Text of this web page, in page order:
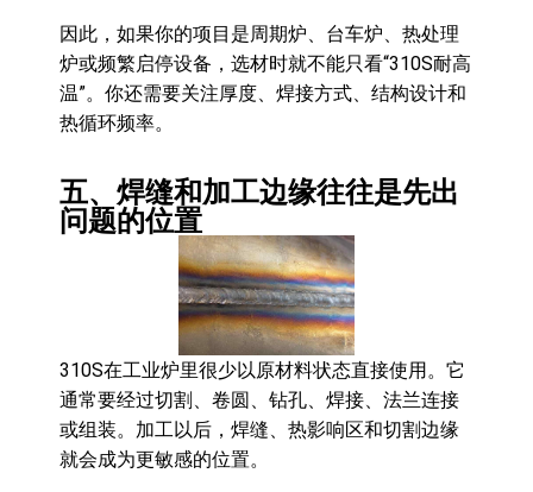
因此，如果你的项目是周期炉、台车炉、热处理
炉或频繁启停设备，选材时就不能只看“310S耐高
温”。你还需要关注厚度、焊接方式、结构设计和
热循环频率。
五、焊缝和加工边缘往往是先出
问题的位置
310S在工业炉里很少以原材料状态直接使用。它
通常要经过切割、卷圆、钻孔、焊接、法兰连接
或组装。加工以后，焊缝、热影响区和切割边缘
就会成为更敏感的位置。